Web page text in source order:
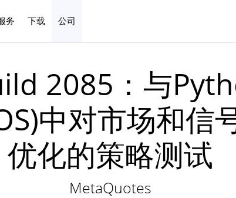
务 下载 公司
2085：与
中对市场和信
优化的策略测试
MetaQuotes